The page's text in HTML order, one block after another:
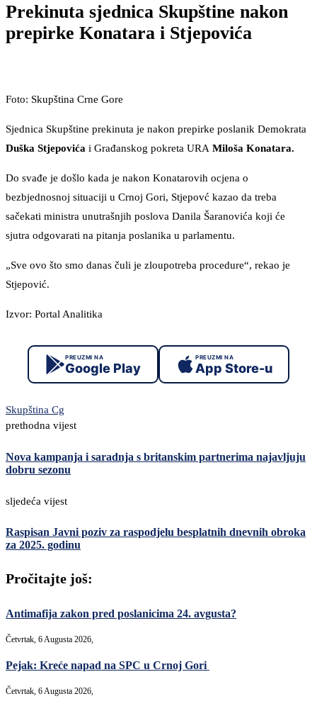
Prekinuta sjednica Skupštine nakon
prepirke Konatara i Stjepovića
Foto: Skupština Crne Gore
Sjednica Skupštine prekinuta je nakon prepirke poslanik Demokrata
Duška Stjepovića i Građanskog pokreta URA Miloša Konatara.
Do svađe je došlo kada je nakon Konatarovih ocjena o
bezbjednosnoj situaciji u Crnoj Gori, Stjepovć kazao da treba
sačekati ministra unutrašnjih poslova Danila Šaranovića koji će
sjutra odgovarati na pitanja poslanika u parlamentu.
„Sve ovo što smo danas čuli je zloupotreba procedure“, rekao je
Stjepović.
Izvor: Portal Analitika
PREUZMI NA
Google Play
PREUZMI NA
App Store-u
Skupština Cg
prethodna vijest
Nova kampanja i saradnja s britanskim partnerima najavljuju
dobru sezonu
sljedeća vijest
Raspisan Javni poziv za raspodjelu besplatnih dnevnih obroka
za 2025. godinu
Pročitajte još:
Antimafija zakon pred poslanicima 24. avgusta?
Četvrtak, 6 Augusta 2026,
Pejak: Kreće napad na SPC u Crnoj Gori
Četvrtak, 6 Augusta 2026,